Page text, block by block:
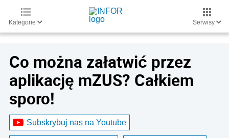
Kategorie Serwisy
Co można załatwić przez
aplikację mZUS? Całkiem
sporo!
Subskrybuj nas na Youtube